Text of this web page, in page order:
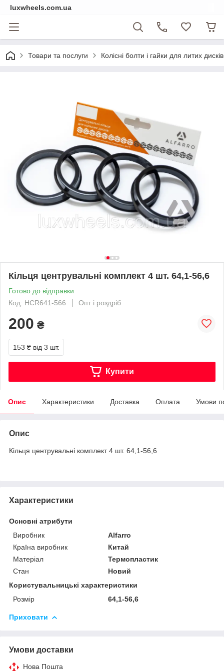
luxwheels.com.ua
Товари та послуги Колісні болти і гайки для литих
Кільця центрувальні комплект 4 шт. 64,1-56,6
Готово до відправки
Код: HCR641-566
Опт і роздріб
200 ₴
153 ₴ від 3 шт.
Купити
Опис Характеристики Доставка Оплата Умови
Опис
Кільця центрувальні комплект 4 шт. 64,1-56,6
Характеристики
Основні атрибути
Виробник
Alfarro
Країна виробник
Китай
Матеріал
Термопластик
Стан
Новий
Користувальницькі характеристики
Розмір
64,1-56,6
Приховати
Умови доставки
Нова Пошта